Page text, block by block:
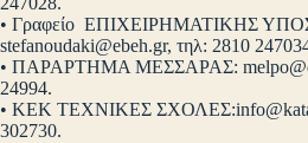
• Γραφείο ΕΠΙΧΕΙΡΗΜΑΤΙΚΗΣ
stefanoudaki@ebeh.gr, τηλ: 2810
• ΠΑΡΑΡΤΗΜΑ ΜΕΣΣΑΡΑΣ:
24994.
• ΚΕΚ ΤΕΧΝΙΚΕΣ ΣΧΟΛΕΣ:
302730.